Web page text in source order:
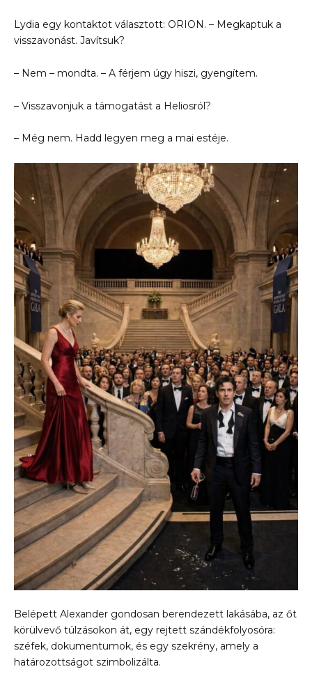
Lydia egy kontaktot választott: ORION. – Megkaptuk a
visszavonást. Javítsuk?
– Nem – mondta. – A férjem úgy hiszi, gyengítem.
– Visszavonjuk a támogatást a Heliosról?
– Még nem. Hadd legyen meg a mai estéje.
Belépett Alexander gondosan berendezett lakásába, az őt
körülvevő túlzásokon át, egy rejtett szándékfolyosóra:
széfek, dokumentumok, és egy szekrény, amely a
határozottságot szimbolizálta.